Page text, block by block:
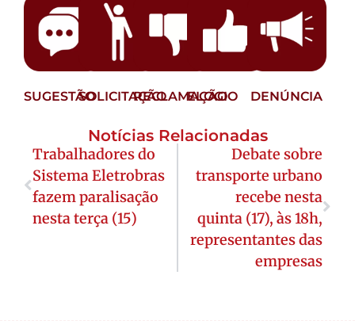
SUGESTÃOSOLICITAÇÃORECLAMAÇÃO
ELOGIO DENÚNCIA
Notícias Relacionadas
Trabalhadores do
Sistema Eletrobras
fazem paralisação
nesta terça (15)
Debate sobre
transporte urbano
recebe nesta
quinta (17), às 18h,
representantes das
empresas